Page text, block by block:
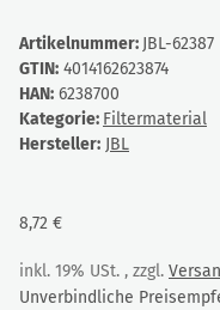
Artikelnummer: JBL-62387
GTIN: 4014162623874
HAN: 6238700
Kategorie: Filtermaterial
Hersteller: JBL
8,72 €
inkl. 19% USt. , zzgl.
Unverbindliche